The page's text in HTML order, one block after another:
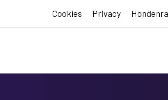
Cookies Privacy